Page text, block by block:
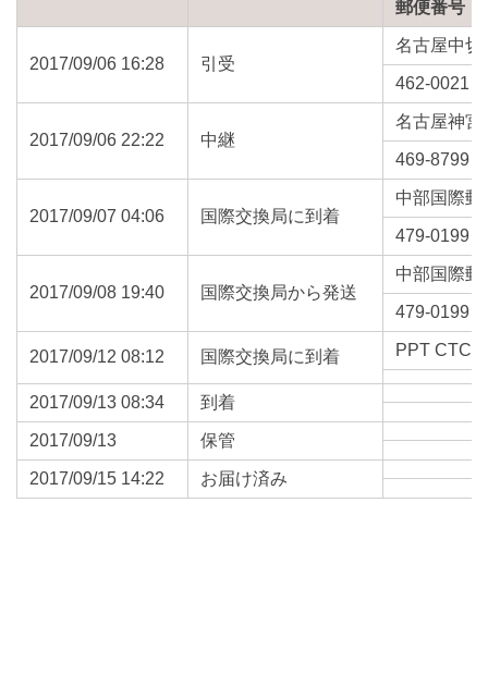
郵便番号
2017/09/06 16:28 引受
名古屋中切
462-0021
2017/09/06 22:22 中継
名古屋神宮
469-8799
2017/09/07 04:06 国際交換局に到着
中部国際郵
479-0199
2017/09/08 19:40 国際交換局から発送
中部国際郵
479-0199
2017/09/12 08:12 国際交換局に到着 PPT CTC
2017/09/13 08:34 到着
2017/09/13 保管
2017/09/15 14:22 お届け済み